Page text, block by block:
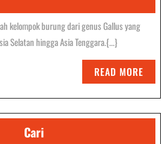
Liar
Nenek
Moyang
Ayam
Kampung
Selatan hingga Asia Tenggara.{...}
READ MORE
MORE
Cari